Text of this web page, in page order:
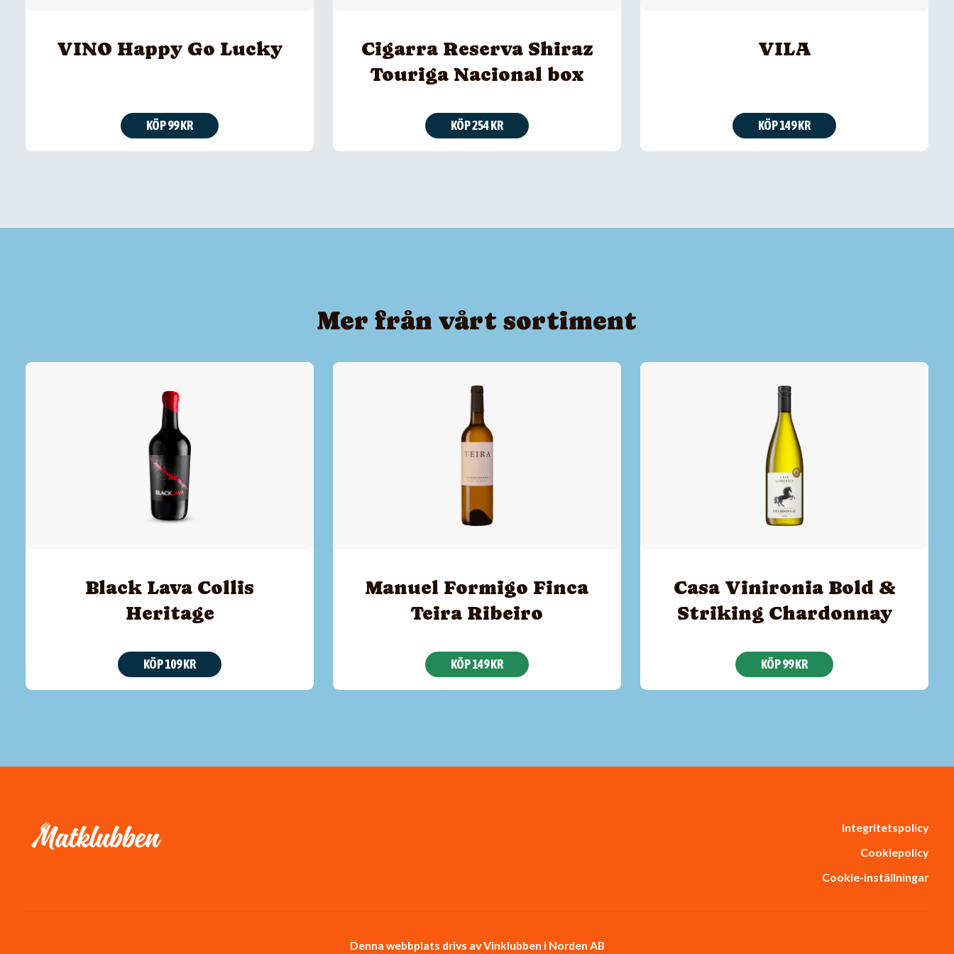
VINO Happy Go Lucky
KÖP 99 KR
Cigarra Reserva Shiraz
Touriga Nacional box
KÖP 254 KR
VILA
KÖP 149 KR
Mer från vårt sortiment
Black Lava Collis
Heritage
KÖP 109 KR
Manuel Formigo Finca
Teira Ribeiro
KÖP 149 KR
Casa Vinironia Bold &
Striking Chardonnay
KÖP 99 KR
Integritetspolicy
Cookiepolicy
Cookie-inställningar
Denna webbplats drivs av Vinklubben i Norden AB